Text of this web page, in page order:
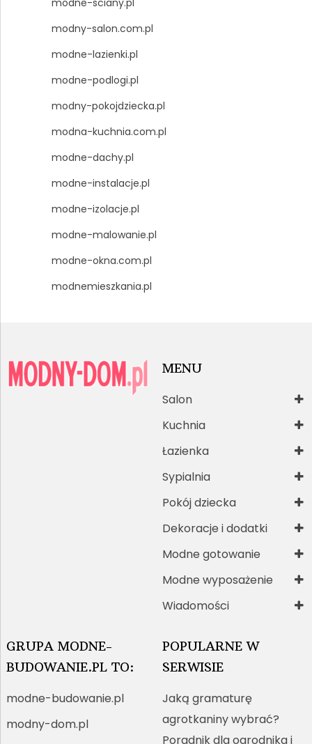
modne-sciany.pl
modny-salon.com.pl
modne-lazienki.pl
modne-podlogi.pl
modny-pokojdziecka.pl
modna-kuchnia.com.pl
modne-dachy.pl
modne-instalacje.pl
modne-izolacje.pl
modne-malowanie.pl
modne-okna.com.pl
modnemieszkania.pl
MENU
Salon
Kuchnia
Łazienka
Sypialnia
Pokój dziecka
Dekoracje i dodatki
Modne gotowanie
Modne wyposażenie
Wiadomości
GRUPA MODNE-
BUDOWANIE.PL TO:
modne-budowanie.pl
modny-dom.pl
POPULARNE W
SERWISIE
Jaką gramaturę
agrotkaniny wybrać?
Poradnik dla ogrodnika i